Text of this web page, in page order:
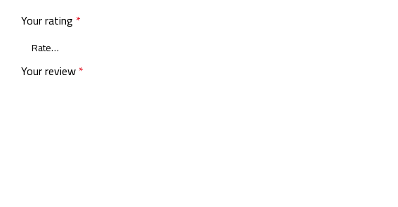
Your rating *
Your review*